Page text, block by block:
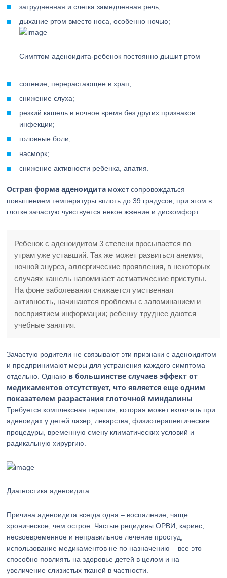
затрудненная и слегка замедленная речь;
дыхание ртом вместо носа, особенно ночью;
Симптом аденоидита-ребенок постоянно дышит ртом
сопение, перерастающее в храп;
снижение слуха;
резкий кашель в ночное время без других признаков
инфекции;
головные боли;
насморк;
снижение активности ребенка, апатия.
Острая форма аденоидита может сопровождаться
повышением температуры вплоть до 39 градусов, при этом в
глотке зачастую чувствуется некое жжение и дискомфорт.
Ребенок с аденоидитом 3 степени просыпается по
утрам уже уставший. Так же может развиться анемия,
ночной энурез, аллергические проявления, в некоторых
случаях кашель напоминает астматические приступы.
На фоне заболевания снижается умственная
активность, начинаются проблемы с запоминанием и
восприятием информации; ребенку труднее даются
учебные занятия.
Зачастую родители не связывают эти признаки с аденоидитом
и предпринимают меры для устранения каждого симптома
отдельно. Однако в большинстве случаев эффект от
медикаментов отсутствует, что является еще одним
показателем разрастания глоточной миндалины
Требуется комплексная терапия, которая может включать при
аденоидах у детей лазер, лекарства, физиотерапевтические
процедуры, временную смену климатических условий и
радикальную хирургию.
Диагностика аденоидита
Причина аденоидита всегда одна – воспаление, чаще
хроническое, чем острое. Частые рецидивы ОРВИ, кариес,
несвоевременное и неправильное лечение простуд,
использование медикаментов не по назначению – все это
способно повлиять на здоровье детей в целом и на
увеличение слизистых тканей в частности.